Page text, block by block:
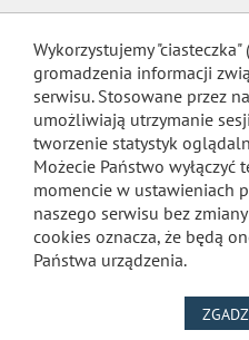
Wykorzystujemy
gromadzenia informacji
serwisu. Stosowane przez
umożliwiają utrzymanie
tworzenie statystyk
Możecie Państwo
momencie w ustawieniach
naszego serwisu bez
cookies oznacza, że będą
Państwa urządzenia.